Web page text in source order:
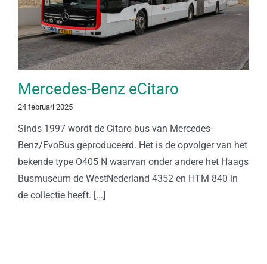
Mercedes-Benz eCitaro
24 februari 2025
Sinds 1997 wordt de Citaro bus van Mercedes-
Benz/EvoBus geproduceerd. Het is de opvolger van het
bekende type O405 N waarvan onder andere het Haags
Busmuseum de WestNederland 4352 en HTM 840 in
de collectie heeft. [...]